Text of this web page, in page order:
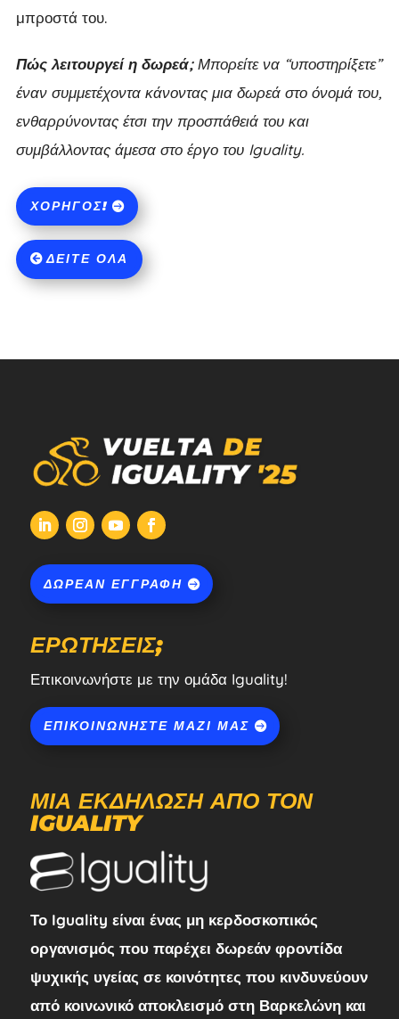
μπροστά του.
Πώς λειτουργεί η δωρεά;Μπορείτε να “υποστηρίξετε”
έναν συμμετέχοντα κάνοντας μια δωρεά στο όνομά του,
ενθαρρύνοντας έτσι την προσπάθειά του και
συμβάλλοντας άμεσα στο έργο του Iguality.
ΧΟΡΗΓΌΣ!
ΔΕΊΤΕ ΌΛΑ
ΔΩΡΕΆΝ ΕΓΓΡΑΦΉ
ΕΡΩΤΉΣΕΙΣ;
Επικοινωνήστε με την ομάδα Iguality!
ΕΠΙΚΟΙΝΩΝΉΣΤΕ ΜΑΖΊ ΜΑΣ
ΜΙΑ ΕΚΔΉΛΩΣΗ ΑΠΌ ΤΟΝ
IGUALITY
Το Iguality είναι ένας μη κερδοσκοπικός
οργανισμός που παρέχει δωρεάν φροντίδα
ψυχικής υγείας σε κοινότητες που κινδυνεύουν
από κοινωνικό αποκλεισμό στη Βαρκελώνη και